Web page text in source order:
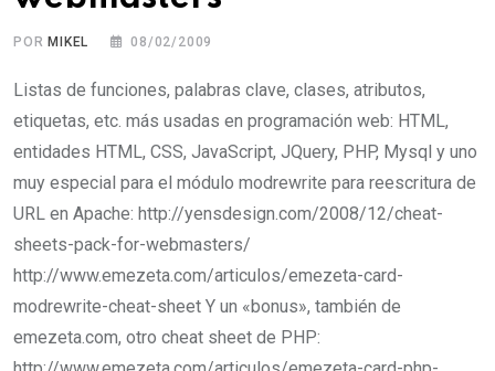
PORMIKEL 08/02/2009
Listas de funciones, palabras clave, clases, atributos,
etiquetas, etc. más usadas en programación web: HTML,
entidades HTML, CSS, JavaScript, JQuery, PHP, Mysql y uno
muy especial para el módulo modrewrite para reescritura de
URL en Apache: http://yensdesign.com/2008/12/cheat-
sheets-pack-for-webmasters/
http://www.emezeta.com/articulos/emezeta-card-
modrewrite-cheat-sheet Y un «bonus», también de
emezeta.com, otro cheat sheet de PHP: